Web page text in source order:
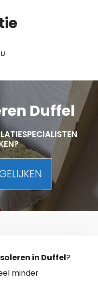
Duffel
in Duffel?
minder